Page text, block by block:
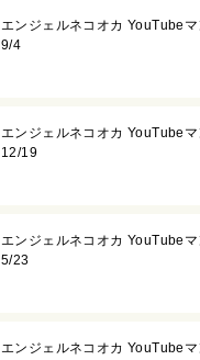
エンジェルネコオカ YouTube
9/4
エンジェルネコオカ YouTube
12/19
エンジェルネコオカ YouTube
5/23
エンジェルネコオカ YouTube